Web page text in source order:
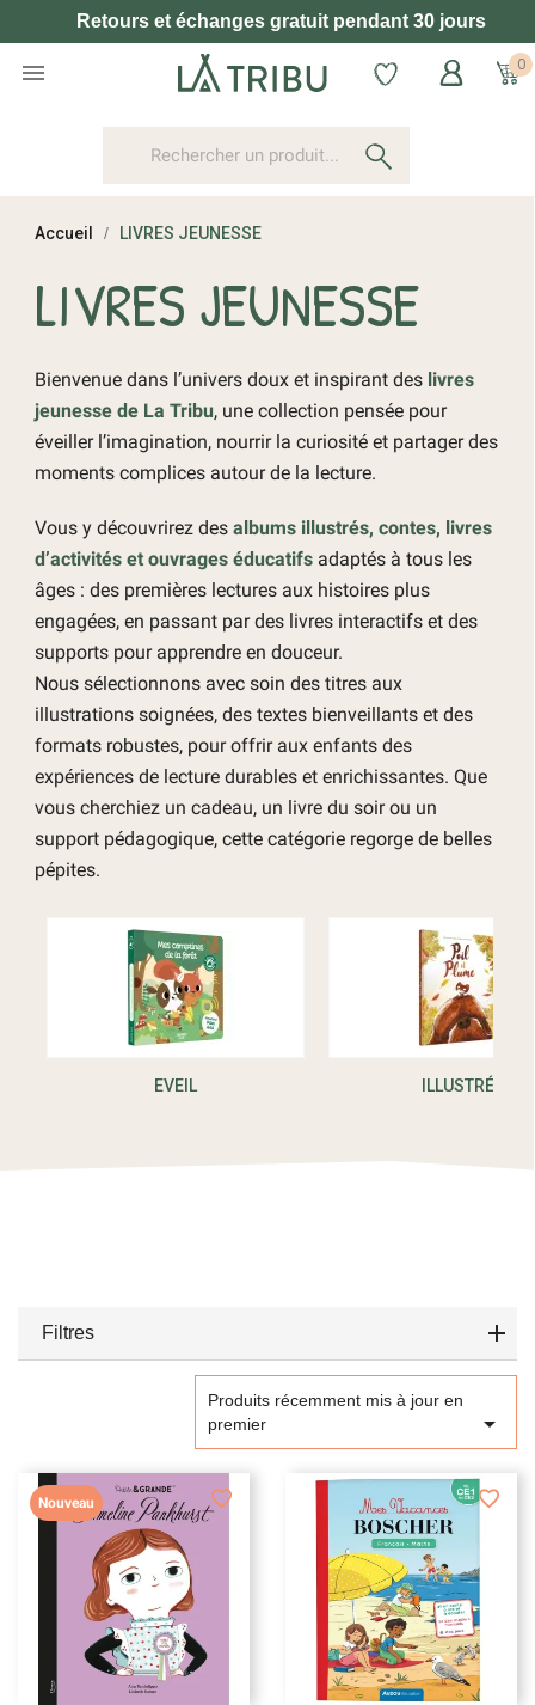
Retours et échanges gratuit pendant 30 jours
 0
Accueil LIVRES JEUNESSE
LIVRES JEUNESSE
Bienvenue dans l’univers doux et inspirant des livres
jeunesse de La Tribu, une collection pensée pour
éveiller l’imagination, nourrir la curiosité et partager des
moments complices autour de la lecture.
Vous y découvrirez des albums illustrés, contes, livres
d’activités et ouvrages éducatifs adaptés à tous les
âges : des premières lectures aux histoires plus
engagées, en passant par des livres interactifs et des
supports pour apprendre en douceur.
Nous sélectionnons avec soin des titres aux
illustrations soignées, des textes bienveillants et des
formats robustes, pour offrir aux enfants des
expériences de lecture durables et enrichissantes. Que
vous cherchiez un cadeau, un livre du soir ou un
support pédagogique, cette catégorie regorge de belles
pépites.
EVEIL ILLUSTRÉ
Filtres
Produits récemment mis à jour en
premier

Nouveau